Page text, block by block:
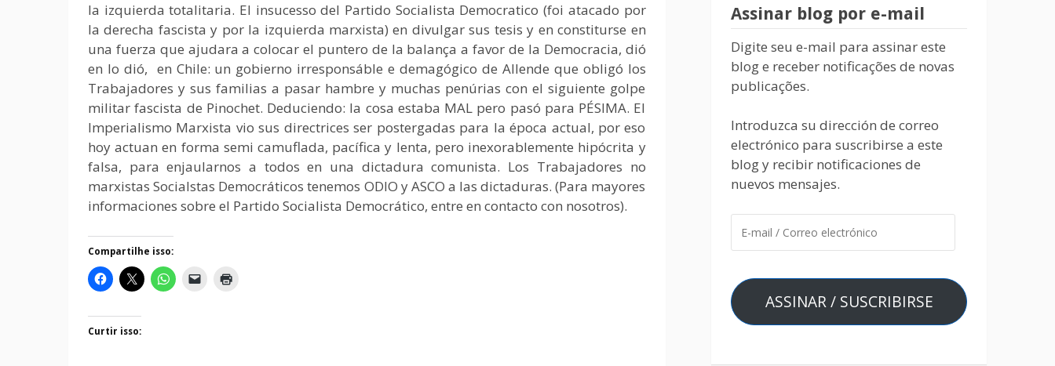
la izquierda totalitaria. El insucesso del Partido Socialista Democratico (foi atacado por
la derecha fascista y por la izquierda marxista) en divulgar sus tesis y en constiturse en
una fuerza que ajudara a colocar el puntero de la balança a favor de la Democracia, dió
en lo dió, en Chile: un gobierno irresponsáble e demagógico de Allende que obligó los
Trabajadores y sus familias a pasar hambre y muchas penúrias con el siguiente golpe
militar fascista de Pinochet. Deduciendo: la cosa estaba MAL pero pasó para PÉSIMA. El
Imperialismo Marxista vio sus directrices ser postergadas para la época actual, por eso
hoy actuan en forma semi camuflada, pacífica y lenta, pero inexorablemente hipócrita y
falsa, para enjaularnos a todos en una dictadura comunista. Los Trabajadores no
marxistas Socialstas Democráticos tenemos ODIO y ASCO a las dictaduras. (Para mayores
informaciones sobre el Partido Socialista Democrático, entre en contacto con nosotros).
Compartilhe isso:
Curtir isso:
Assinar blog por e-mail
Digite seu e-mail para assinar este
blog e receber notificações de novas
publicações.
Introduzca su dirección de correo
electrónico para suscribirse a este
blog y recibir notificaciones de
nuevos mensajes.
ASSINAR / SUSCRIBIRSE